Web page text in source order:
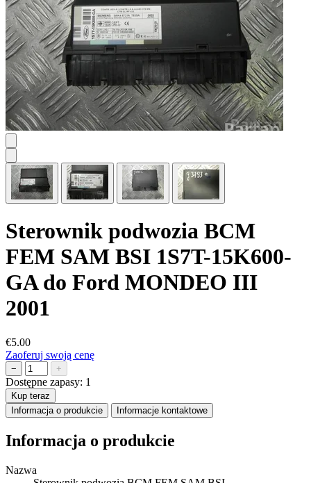
Sterownik podwozia BCM
FEM SAM BSI 1S7T-15K600-
GA do Ford MONDEO III
2001
€5.00
Zaoferuj swoją cenę
− +
Dostępne zapasy: 1
Kup teraz
Informacja o produkcie
Informacje kontaktowe
Informacja o produkcie
Nazwa